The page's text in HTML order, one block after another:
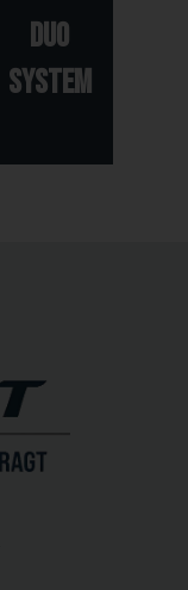
Duo
System